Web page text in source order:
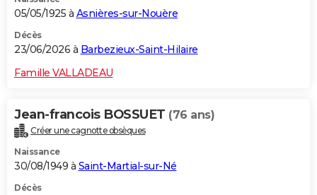
05/05/1925 à Asnières-sur-Nouère
Décès
23/06/2026 à Barbezieux-Saint-Hilaire
Famille VALLADEAU
Jean-francois BOSSUET (76 ans)
Créer une cagnotte obsèques
Naissance
30/08/1949 à Saint-Martial-sur-Né
Décès